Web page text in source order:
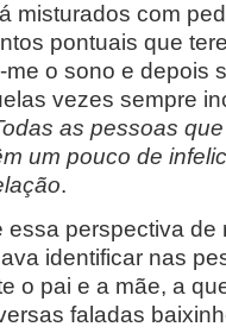
misturados com
pontuais que
o sono e depois
vezes sempre
as pessoas
um pouco de
.
essa perspectiva
identificar nas
o pai e a mãe, a
faladas